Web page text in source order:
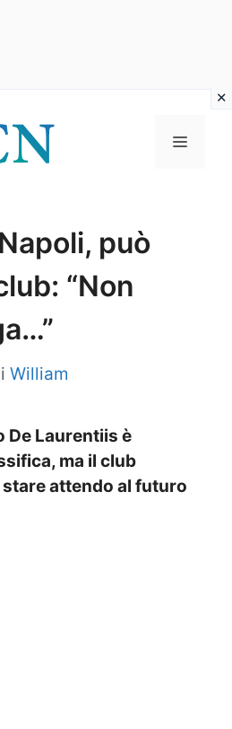
Menu
può
“Non
William
De Laurentiis è
ma il club
attendo al futuro